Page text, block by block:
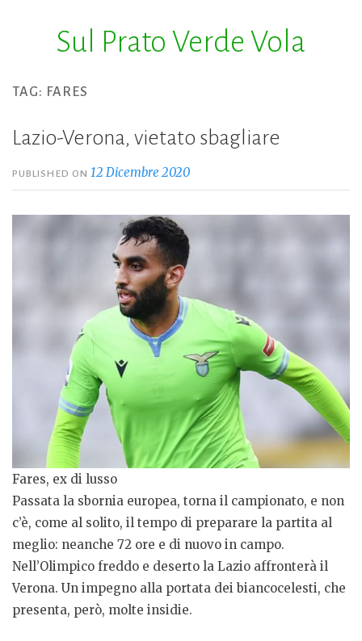
Sul Prato Verde Vola
TAG: FARES
Lazio-Verona, vietato sbagliare
PUBLISHED ON12 Dicembre 2020
Fares, ex di lusso
Passata la sbornia europea, torna il campionato, e non
c’è, come al solito, il tempo di preparare la partita al
meglio: neanche 72 ore e di nuovo in campo.
Nell’Olimpico freddo e deserto la Lazio affronterà il
Verona. Un impegno alla portata dei biancocelesti, che
presenta, però, molte insidie.